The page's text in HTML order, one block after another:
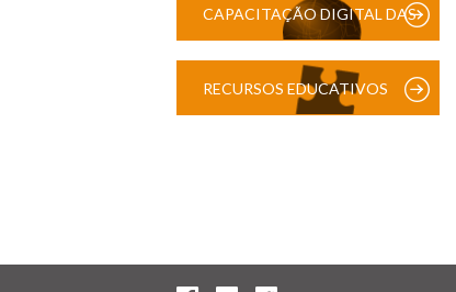
CAPACITAÇÃO DIGITAL DAS
RECURSOS EDUCATIVOS